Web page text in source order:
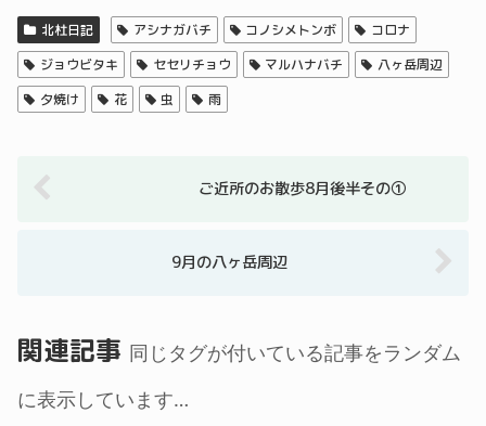
北杜日記 アシナガバチ コノシメトンボ
コロナ
ジョウビタキ
セセリチョウ マルハナバチ
八ヶ岳周辺
夕焼け
花 虫 雨
ご近所のお散歩8月後半その①
9月の八ヶ岳周辺
関連記事 同じタグが付いている記事をランダム
に表示しています…